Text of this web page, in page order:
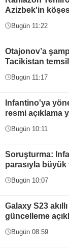
Azizbek'in
Bugün 11:22
Otajonov’a
Tacikistan
Bugün 11:17
Infantino'ya
resmi açıklama
Bugün 10:11
Soruşturma:
parasıyla
Bugün 10:07
Galaxy S23
güncelleme
Bugün 08:59